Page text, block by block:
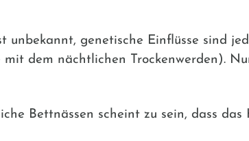
unbekannt, genetische Einflüsse sind
dem nächtlichen Trockenwerden).
Bettnässen scheint zu sein, dass